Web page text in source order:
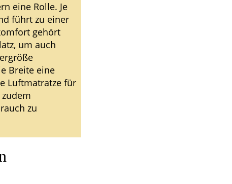
eine Rolle. Je
führt zu einer
gehört
um auch
Breite eine
Luftmatratze für
zu